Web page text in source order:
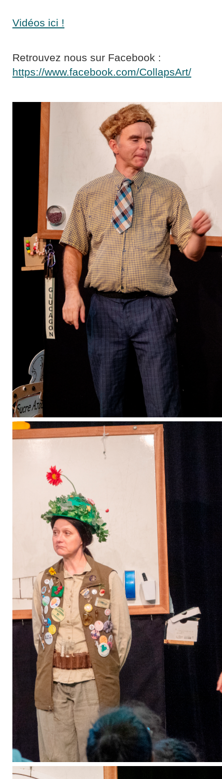
Vidéos ici !
Retrouvez nous sur Facebook :
https://www.facebook.com/CollapsArt/